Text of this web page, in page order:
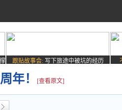
跟贴故事会: 写下旅途中被坑的经历
年！ [查看原文]